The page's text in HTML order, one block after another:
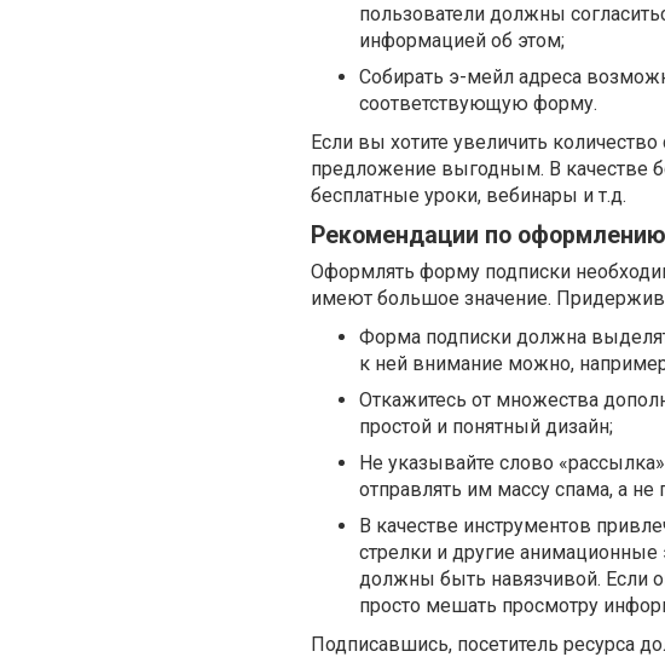
пользователи должны
информацией об этом;
Собирать э-мейл адреса
соответствующую форму.
Если вы хотите увеличить
предложение выгодным. В качестве
бесплатные уроки, вебинары и т.д.
Рекомендации по
Оформлять форму подписки
имеют большое значение.
Форма подписки должна
к ней внимание можно,
Откажитесь от множества
простой и понятный дизайн;
Не указывайте слово
отправлять им массу спама, а не
В качестве инструментов
стрелки и другие
должны быть навязчивой. Если
просто мешать просмотру
Подписавшись, посетитель ресурса